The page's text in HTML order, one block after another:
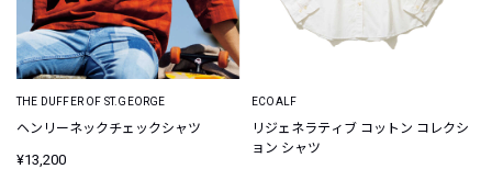
THE DUFFER OF ST.GEORGE
ヘンリーネックチェックシャツ
¥13,200
ECOALF
リジェネラティブ コットン コレクシ
ョン シャツ